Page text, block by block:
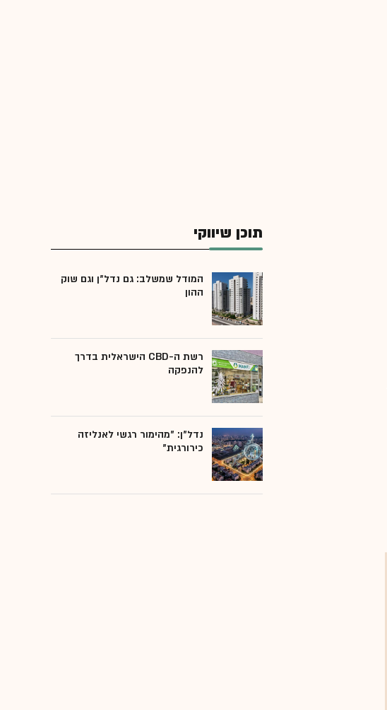
תוכן שיווקי
המודל שמשלב: גם נדל"ן וגם שוק
ההון
רשת ה-CBD הישראלית בדרך
להנפקה
נדל"ן: "מהימור רגשי לאנליזה
כירורגית"